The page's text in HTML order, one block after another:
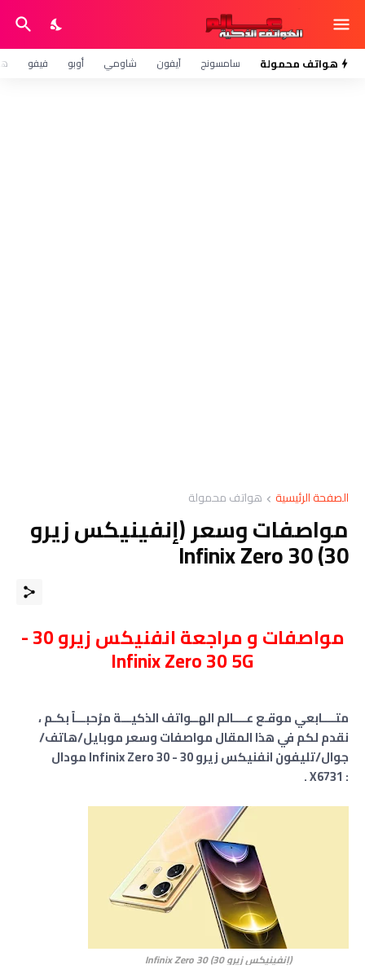
هواتف محمولة سامسونج آيفون شاومي أوبو فيفو
الصفحة الرئيسية هواتف محمولة
مواصفات وسعر (إنفينيكس زيرو
30) Infinix Zero 30
مواصفات و مراجعة انفنيكس زيرو 30 -
Infinix Zero 30 5G
متــــابعي موقـع عــــالم الهــواتف الذكيـــة مرْحبـــاً بكـم ،
نقدم لكم في هذا المقال مواصفات وسعر موبايل/هاتف/
جوال/تليفون انفنيكس زيرو 30 - Infinix Zero 30 مودال
:
X6731
.
(إنفينيكس زيرو 30) Infinix Zero 30